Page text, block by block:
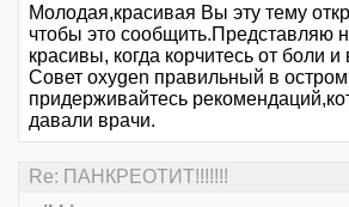
Молодая,красивая Вы эту тему
чтобы это сообщить.Представляю
красивы, когда корчитесь от боли и
Совет oxygen правильный в
придерживайтесь
давали врачи.
Re: ПАНКРЕОТИТ!!!!!!!